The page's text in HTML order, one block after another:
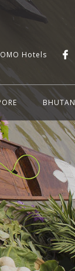
Hotels
BHUTAN